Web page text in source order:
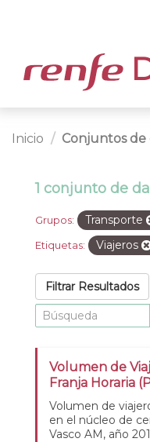
Inicio Conjuntos de
1 conjunto de
Grupos: Transporte
Etiquetas: Viajeros
Filtrar Resultados
Volumen de
Franja Horaria
Volumen de
en el núcleo de
Vasco AM, año